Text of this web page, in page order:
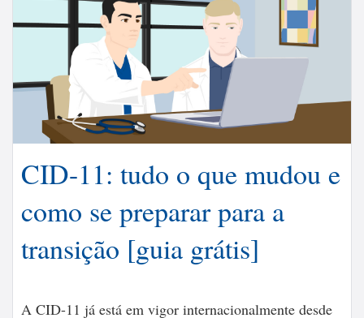
CID-11: tudo o que mudou e
como se preparar para a
transição [guia grátis]
A CID-11 já está em vigor internacionalmente desde